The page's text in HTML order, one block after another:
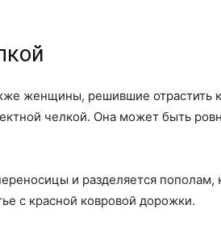
женщины, решившие отрастить
челкой. Она может быть
и разделяется пополам,
с красной ковровой дорожки.